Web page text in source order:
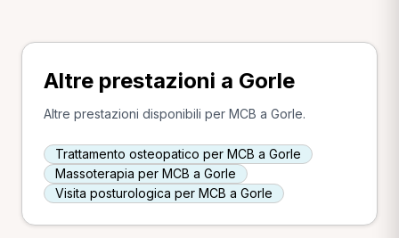
Altre prestazioni a Gorle
Altre prestazioni disponibili per MCB a Gorle.
Trattamento osteopatico per MCB a Gorle
Massoterapia per MCB a Gorle
Visita posturologica per MCB a Gorle